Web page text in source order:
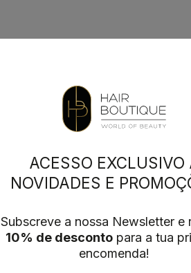
ACESSO EXCLUSIVO
NOVIDADES E
Subscreve a nossa Newsletter e
10% de desconto para a tua
encomenda!